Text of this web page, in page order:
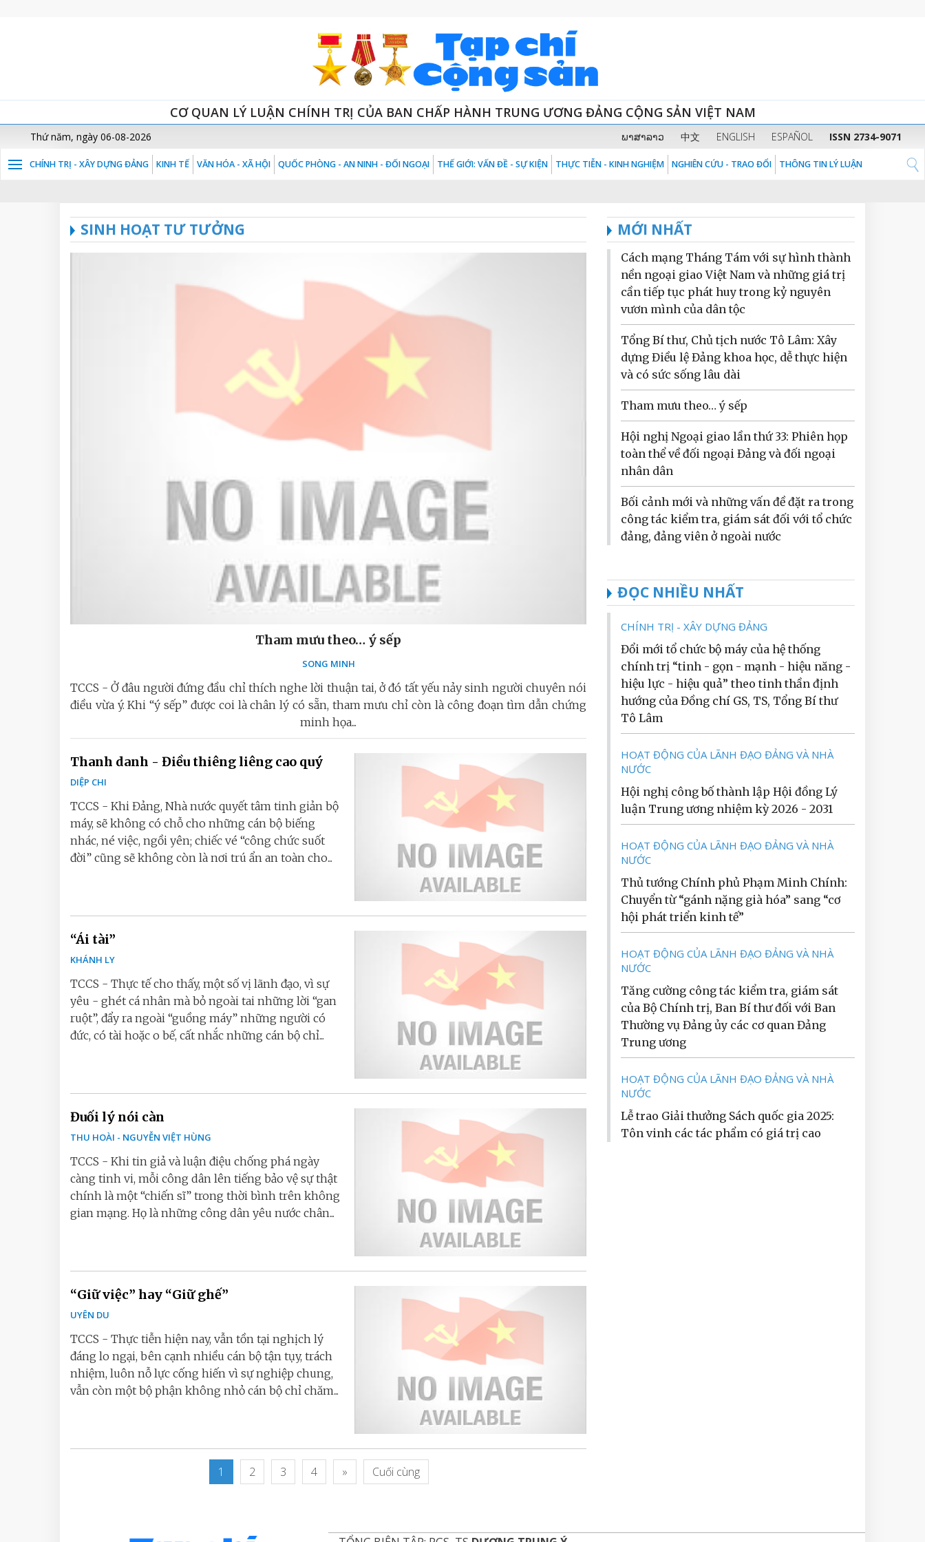
CƠ QUAN LÝ LUẬN CHÍNH TRỊ CỦA BAN CHẤP HÀNH TRUNG ƯƠNG ĐẢNG CỘNG SẢN VIỆT NAM
Thứ năm, ngày 06-08-2026 ພາສາລາວ 中文 ENGLISH ESPAÑOL ISSN 2734-9071
CHÍNH TRỊ - XÂY DỰNG ĐẢNG KINH TẾ VĂN HÓA - XÃ HỘI QUỐC PHÒNG - AN NINH - ĐỐI NGOẠI THẾ GIỚI: VẤN ĐỀ - SỰ KIỆN THỰC TIỄN - KINH NGHIỆM NGHIÊN CỨU - TRAO ĐỔI THÔNG TIN LÝ LUẬN
SINH HOẠT TƯ TƯỞNG
Tham mưu theo… ý sếp
SONG MINH
TCCS - Ở đâu người đứng đầu chỉ thích nghe lời thuận tai, ở đó tất yếu nảy sinh người chuyên nói
điều vừa ý. Khi “ý sếp” được coi là chân lý có sẵn, tham mưu chỉ còn là công đoạn tìm dẫn chứng
minh họa...
Thanh danh - Điều thiêng liêng cao quý
DIỆP CHI
TCCS - Khi Đảng, Nhà nước quyết tâm tinh giản bộ
máy, sẽ không có chỗ cho những cán bộ biếng
nhác, né việc, ngồi yên; chiếc vé “công chức suốt
đời” cũng sẽ không còn là nơi trú ẩn an toàn cho...
“Ái tài”
KHÁNH LY
TCCS - Thực tế cho thấy, một số vị lãnh đạo, vì sự
yêu - ghét cá nhân mà bỏ ngoài tai những lời “gan
ruột”, đẩy ra ngoài “guồng máy” những người có
đức, có tài hoặc o bế, cất nhắc những cán bộ chỉ...
Đuối lý nói càn
THU HOÀI - NGUYỄN VIỆT HÙNG
TCCS - Khi tin giả và luận điệu chống phá ngày
càng tinh vi, mỗi công dân lên tiếng bảo vệ sự thật
chính là một “chiến sĩ” trong thời bình trên không
gian mạng. Họ là những công dân yêu nước chân...
“Giữ việc” hay “Giữ ghế”
UYÊN DU
TCCS - Thực tiễn hiện nay, vẫn tồn tại nghịch lý
đáng lo ngại, bên cạnh nhiều cán bộ tận tụy, trách
nhiệm, luôn nỗ lực cống hiến vì sự nghiệp chung,
vẫn còn một bộ phận không nhỏ cán bộ chỉ chăm...
1 2 3 4 » Cuối cùng
MỚI NHẤT
Cách mạng Tháng Tám với sự hình thành
nền ngoại giao Việt Nam và những giá trị
cần tiếp tục phát huy trong kỷ nguyên
vươn mình của dân tộc
Tổng Bí thư, Chủ tịch nước Tô Lâm: Xây
dựng Điều lệ Đảng khoa học, dễ thực hiện
và có sức sống lâu dài
Tham mưu theo… ý sếp
Hội nghị Ngoại giao lần thứ 33: Phiên họp
toàn thể về đối ngoại Đảng và đối ngoại
nhân dân
Bối cảnh mới và những vấn đề đặt ra trong
công tác kiểm tra, giám sát đối với tổ chức
đảng, đảng viên ở ngoài nước
ĐỌC NHIỀU NHẤT
CHÍNH TRỊ - XÂY DỰNG ĐẢNG
Đổi mới tổ chức bộ máy của hệ thống
chính trị “tinh - gọn - mạnh - hiệu năng -
hiệu lực - hiệu quả” theo tinh thần định
hướng của Đồng chí GS, TS, Tổng Bí thư
Tô Lâm
HOẠT ĐỘNG CỦA LÃNH ĐẠO ĐẢNG VÀ NHÀ
NƯỚC
Hội nghị công bố thành lập Hội đồng Lý
luận Trung ương nhiệm kỳ 2026 - 2031
HOẠT ĐỘNG CỦA LÃNH ĐẠO ĐẢNG VÀ NHÀ
NƯỚC
Thủ tướng Chính phủ Phạm Minh Chính:
Chuyển từ “gánh nặng già hóa” sang “cơ
hội phát triển kinh tế”
HOẠT ĐỘNG CỦA LÃNH ĐẠO ĐẢNG VÀ NHÀ
NƯỚC
Tăng cường công tác kiểm tra, giám sát
của Bộ Chính trị, Ban Bí thư đối với Ban
Thường vụ Đảng ủy các cơ quan Đảng
Trung ương
HOẠT ĐỘNG CỦA LÃNH ĐẠO ĐẢNG VÀ NHÀ
NƯỚC
Lễ trao Giải thưởng Sách quốc gia 2025:
Tôn vinh các tác phẩm có giá trị cao